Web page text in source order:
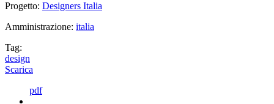
Progetto: Designers Italia
Amministrazione: italia
Tag:
design
Scarica
pdf